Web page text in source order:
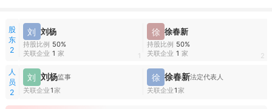
股
东
2
刘 刘杨
持股比例 50%
关联企业 1 家 1
徐 徐春新
持股比例 50%
关联企业 1 家 2
人
员
2
刘 刘杨监事
关联企业1家
徐 徐春新法定代表人
关联企业1家